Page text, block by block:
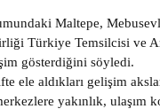
Maltepe,
Türkiye Temsilcisi ve
gösterdiğini söyledi.
ele aldıkları gelişim
yakınlık, ulaşım